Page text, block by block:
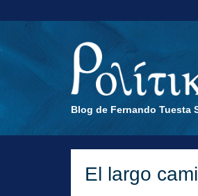
Blog de Fernando Tuesta
El largo